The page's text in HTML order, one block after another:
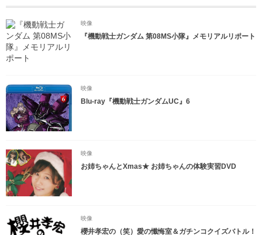
映像
『機動戦士ガンダム 第08MS小隊』メモリアルリポート
映像
Blu-ray『機動戦士ガンダムUC』6
映像
お姉ちゃんとXmas★ お姉ちゃんの体験実習DVD
映像
櫻井孝宏の（笑）愛の懺悔室＆ガチンコクイズバトル！